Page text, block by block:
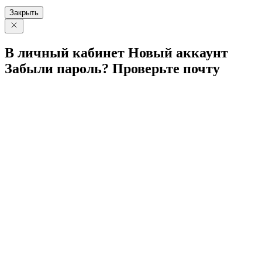
Закрыть
В личный кабинет Новый аккаунт
Забыли пароль? Проверьте почту